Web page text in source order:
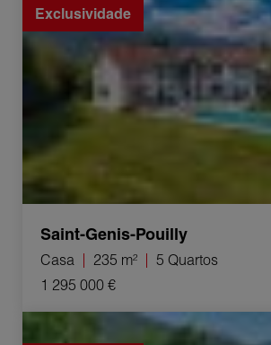
Exclusividade
Saint-Genis-Pouilly
Casa 235 m²
5 Quartos
1 295 000 €
Venda Casa Échenevex 6 Quartos 399 m²